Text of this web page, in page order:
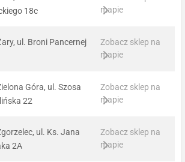
18c
mapie
ul. Broni Pancernej
Zobacz sklep na
mapie
Góra, ul. Szosa
22
Zobacz sklep na
mapie
ul. Ks. Jana
2A
Zobacz sklep na
mapie